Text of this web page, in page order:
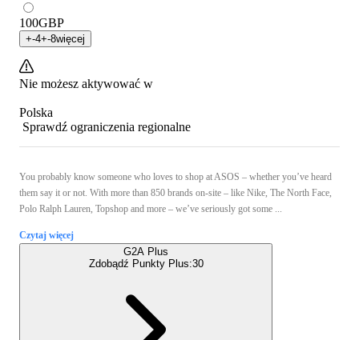
100GBP
+-4+-8więcej
Nie możesz aktywować w
Polska
Sprawdź ograniczenia regionalne
You probably know someone who loves to shop at ASOS – whether you’ve heard
them say it or not. With more than 850 brands on-site – like Nike, The North Face,
Polo Ralph Lauren, Topshop and more – we’ve seriously got some ...
Czytaj więcej
G2A Plus
Zdobądź Punkty Plus:30